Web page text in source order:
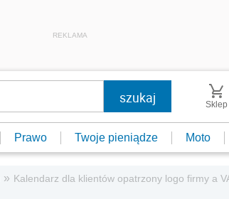
REKLAMA
Sklep
Prawo Twoje pieniądze Moto
» Kalendarz dla klientów opatrzony logo firmy a